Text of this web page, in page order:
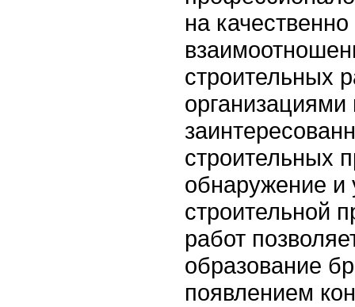
на
строительных
строительных
обнаружение и
строительной
работ
образование
появлением